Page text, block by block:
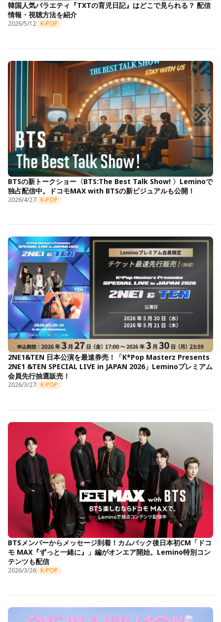
韓国人気バラエティ『TXTの育児日記』はどこで見られる？ 配信
情報・視聴方法を紹介
2026/5/12 K-POP
BTSの新トークショー〈BTS:The Best Talk Show! 〉Leminoで
独占配信中。ドコモMAX with BTSの新ビジュアルも公開！
2026/4/27 K-POP
2NE1&TEN 日本公演を最速券売！「K*Pop Masterz Presents
2NE1 &TEN SPECIAL LIVE in JAPAN 2026」Leminoプレミアム
会員先行抽選販売！
2026/3/27 K-POP
BTSメンバーからメッセージ到着！カムバック後日本初CM「ドコ
モ MAX『ずっと一緒に』」編がオンエア開始。Lemino特別コン
テンツも配信
2026/3/26 K-POP